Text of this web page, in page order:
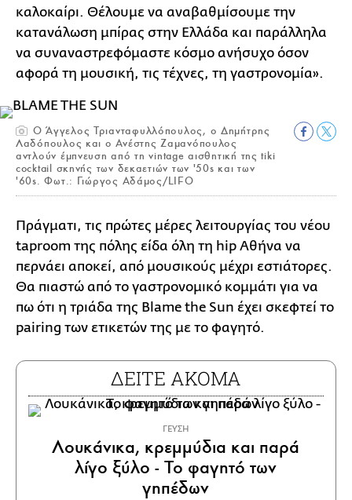
καλοκαίρι. Θέλουμε να αναβαθμίσουμε την
κατανάλωση μπίρας στην Ελλάδα και παράλληλα
να συναναστρεφόμαστε κόσμο ανήσυχο όσον
αφορά τη μουσική, τις τέχνες, τη γαστρονομία».
O Άγγελος Τριανταφυλλόπουλος, ο Δημήτρης
Λαδόπουλος και ο Ανέστης Ζαμανόπουλος
αντλούν έμπνευση από τη vintage αισθητική της tiki
cocktail σκηνής των δεκαετιών των '50s και των
'60s. Φωτ.: Γιώργος Αδάμος/LIFO
Πράγματι, τις πρώτες μέρες λειτουργίας του νέου
taproom της πόλης είδα όλη τη hip Αθήνα να
περνάει αποκεί, από μουσικούς μέχρι εστιάτορες.
Θα πιαστώ από το γαστρονομικό κομμάτι για να
πω ότι η τριάδα της Blame the Sun έχει σκεφτεί το
pairing των ετικετών της με το φαγητό.
ΔΕΙΤΕ ΑΚΟΜΑ
ΓΕΥΣΗ
Λουκάνικα, κρεμμύδια και παρά
λίγο ξύλο - Το φαγητό των
γηπέδων